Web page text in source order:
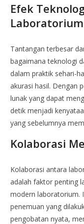
Efek
Laboratorium
Tantangan terbesar
bagaimana teknologi
dalam praktik sehari-
akurasi hasil. Dengan
lunak yang dapat
detik menjadi
yang sebelumnya
Kolaborasi
Kolaborasi antara
adalah faktor penting
modern laboratorium.
penemuan yang
pengobatan nyata,